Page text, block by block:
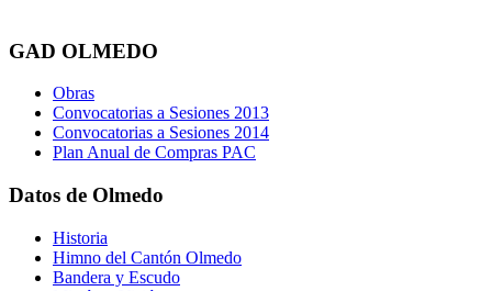
GAD OLMEDO
Obras
Convocatorias a Sesiones 2013
Convocatorias a Sesiones 2014
Plan Anual de Compras PAC
Datos de Olmedo
Historia
Himno del Cantón Olmedo
Bandera y Escudo